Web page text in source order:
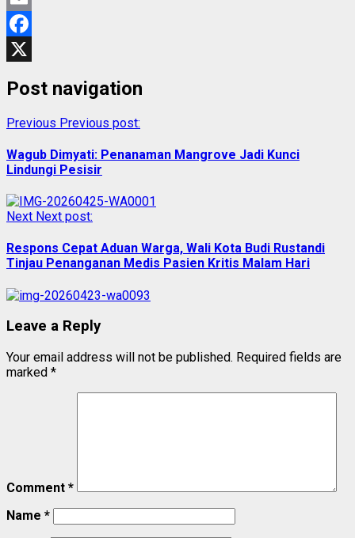
Email
Facebook
Post navigation
Previous Previous post:
Wagub Dimyati: Penanaman Mangrove Jadi Kunci
Lindungi Pesisir
Next Next post:
Respons Cepat Aduan Warga, Wali Kota Budi Rustandi
Tinjau Penanganan Medis Pasien Kritis Malam Hari
Leave a Reply
Your email address will not be published. Required fields are
marked *
Comment *
Name *